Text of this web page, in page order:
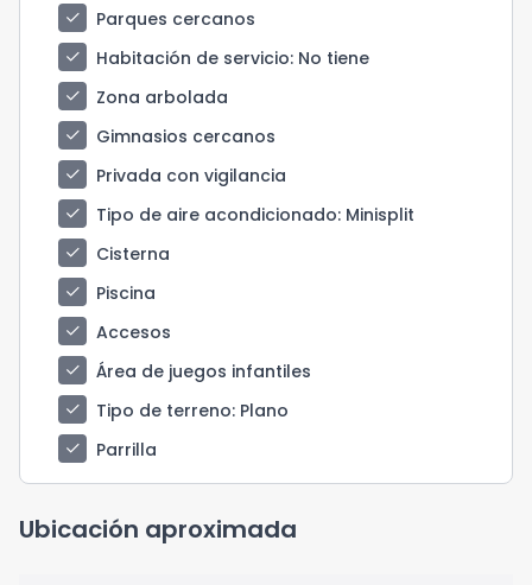
check
Parques cercanos
check
Habitación de servicio: No tiene
check
Zona arbolada
check
Gimnasios cercanos
check
Privada con vigilancia
check
Tipo de aire acondicionado: Minisplit
check
Cisterna
check
Piscina
check
Accesos
check
Área de juegos infantiles
check
Tipo de terreno: Plano
check
Parrilla
Ubicación aproximada